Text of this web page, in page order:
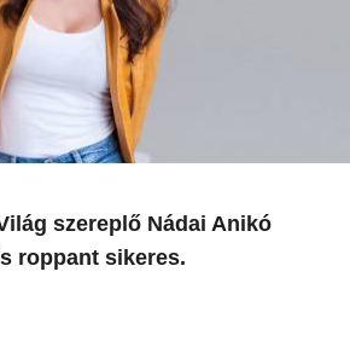
szereplő Nádai Anikó
roppant sikeres.